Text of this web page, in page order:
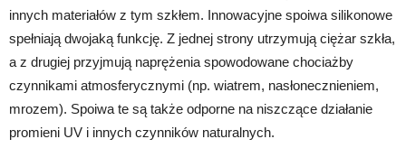
innych materiałów z tym szkłem. Innowacyjne spoiwa silikonowe
spełniają dwojaką funkcję. Z jednej strony utrzymują ciężar szkła,
a z drugiej przyjmują naprężenia spowodowane chociażby
czynnikami atmosferycznymi (np. wiatrem, nasłonecznieniem,
mrozem). Spoiwa te są także odporne na niszczące działanie
promieni UV i innych czynników naturalnych.